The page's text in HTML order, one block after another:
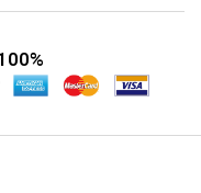
100% תשלום